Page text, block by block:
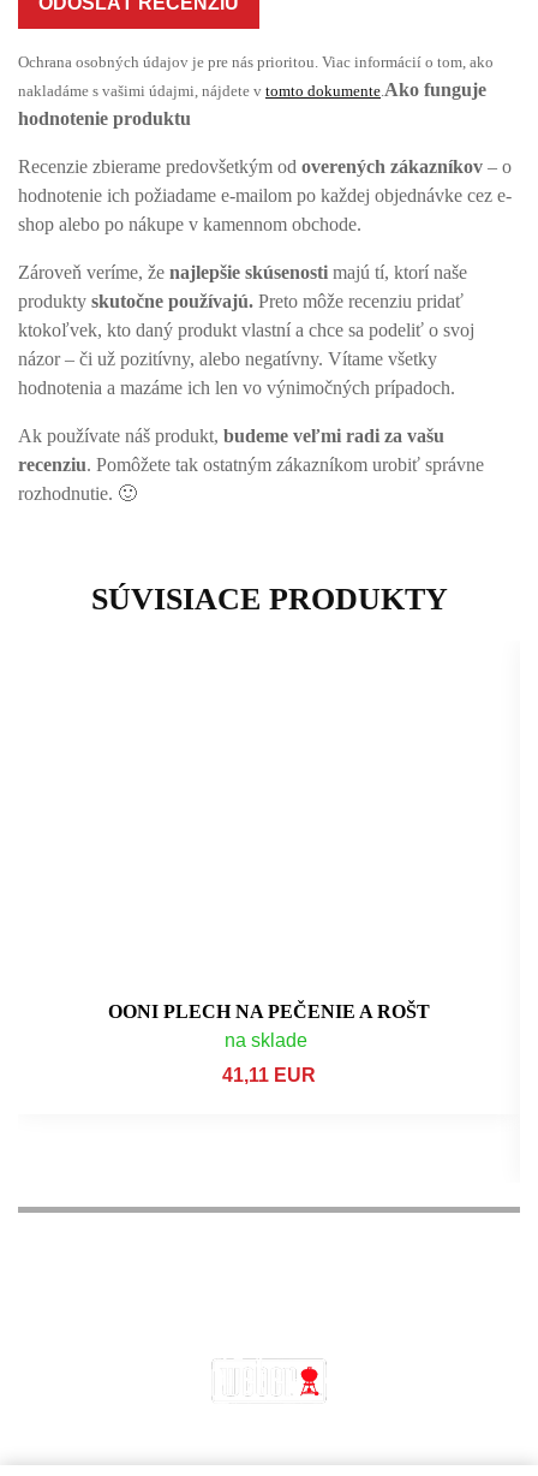
Ochrana osobných údajov je pre nás prioritou. Viac informácií o tom, ako
nakladáme s vašimi údajmi, nájdete v tomto dokumente.Ako funguje
hodnotenie produktu
Recenzie zbierame predovšetkým od overených zákazníkov – o
hodnotenie ich požiadame e-mailom po každej objednávke cez e-
shop alebo po nákupe v kamennom obchode.
Zároveň veríme, že najlepšie skúsenosti majú tí, ktorí naše
produkty skutočne používajú. Preto môže recenziu pridať
ktokoľvek, kto daný produkt vlastní a chce sa podeliť o svoj
názor – či už pozitívny, alebo negatívny. Vítame všetky
hodnotenia a mazáme ich len vo výnimočných prípadoch.
Ak používate náš produkt, budeme veľmi radi za vašu
recenziu. Pomôžete tak ostatným zákazníkom urobiť správne
rozhodnutie. 🙂
SÚVISIACE PRODUKTY
OONI PLECH NA PEČENIE A ROŠT
na sklade
41,11 EUR